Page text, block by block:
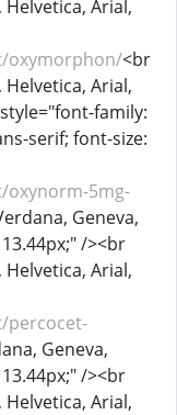
Arial,
oxymorphon/<br
Arial,
family:
serif; font-size:
5mg-
Geneva,
/><br
Arial,
percocet-
Geneva,
/><br
Arial,